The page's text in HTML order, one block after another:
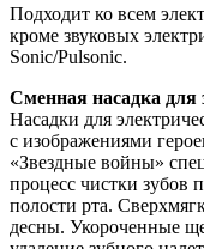
Подходит ко всем
кроме звуковых
Sonic/Pulsonic.
Сменная насадка
Насадки для
с изображениями
«Звездные войны»
процесс чистки зубов
полости рта.
десны. Укороченные